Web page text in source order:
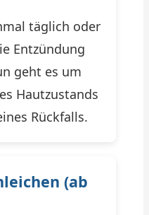
täglich oder
Entzündung
geht es um
Hautzustands
Rückfalls.
(ab